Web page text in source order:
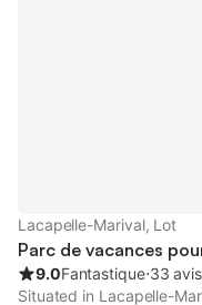
Lacapelle-Marival, Lot
Parc de vacances
9.0Fantastique⋅33 avis
Situated in Lacapelle-